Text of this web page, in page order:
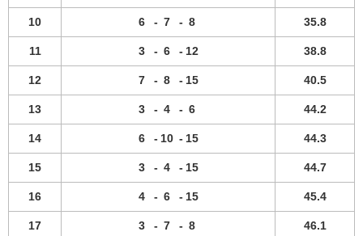
10 6 - 7 - 8 35.8
11 3 - 6 - 12 38.8
12 7 - 8 - 15 40.5
13 3 - 4 - 6 44.2
14 6 - 10 - 15 44.3
15 3 - 4 - 15 44.7
16 4 - 6 - 15 45.4
17 3 - 7 - 8 46.1